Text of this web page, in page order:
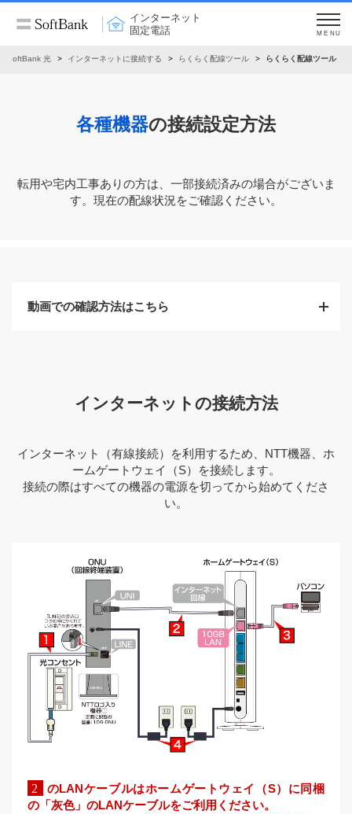
インターネット
固定電話
MENU
SoftBank 光 インターネットに接続する らくらく配線ツール らくらく配線ツール
各種機器の接続設定方法
転⽤や宅内⼯事ありの⽅は、⼀部接続済みの場合がございま
す。現在の配線状況をご確認ください。
動画での確認方法はこちら
インターネットの接続方法
インターネット（有線接続）を利用するため、NTT機器、ホ
ームゲートウェイ（S）を接続します。
接続の際はすべての機器の電源を切ってから始めてくださ
い。
のLANケーブルはホームゲートウェイ（S）に同梱
の「灰色」のLANケーブルをご利用ください。